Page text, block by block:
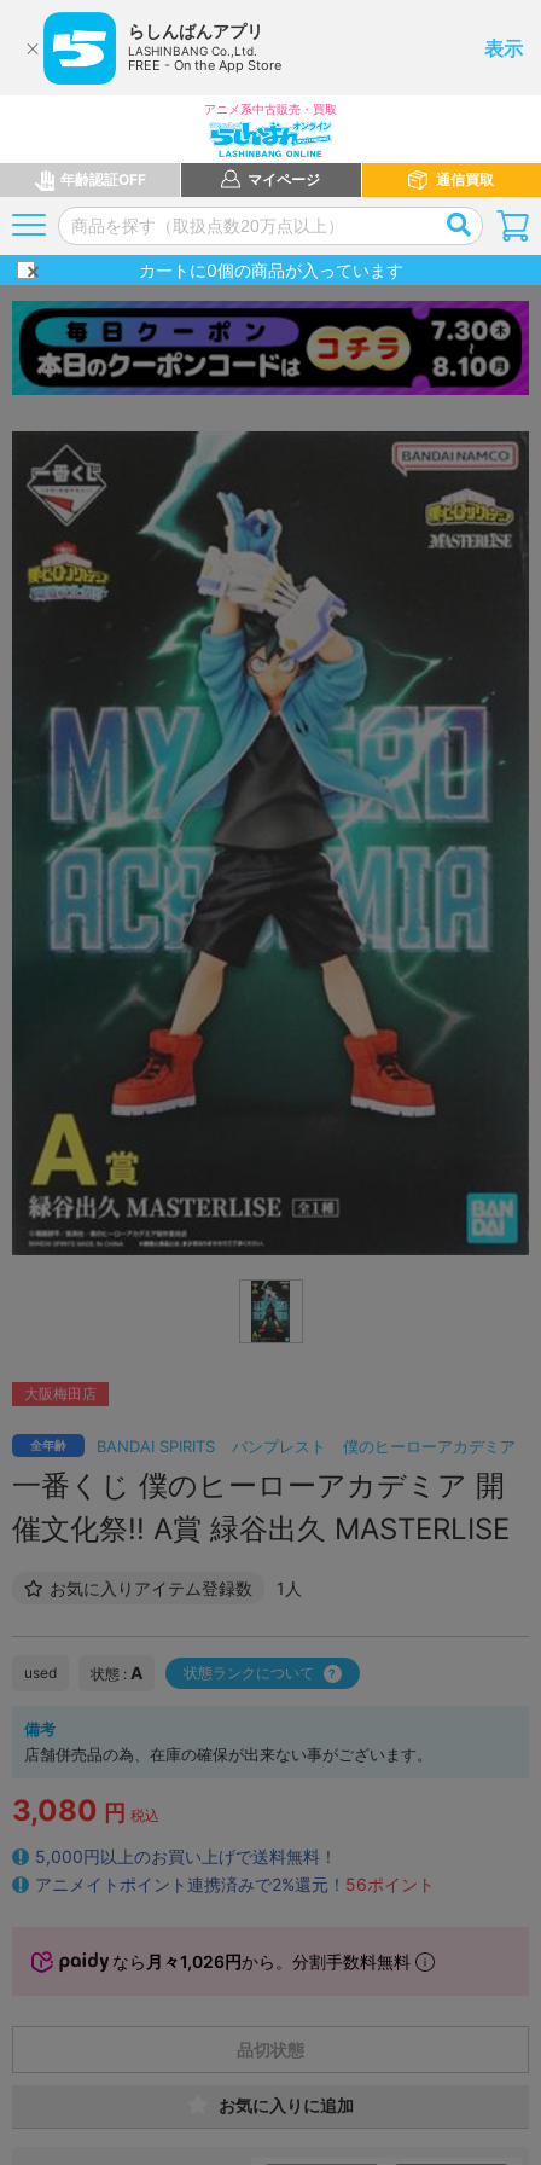
らしんばんアプリ
LASHINBANG Co.,Ltd.
FREE - On the App Store
表示
アニメ系中古販売・買取
年齢認証OFF マイページ 通信買取
カートに0個の商品が入っています
BANDAI SPIRITS バンプレスト 僕のヒーローアカデミア
全年齢
一番くじ 僕のヒーローアカデミア 開
催文化祭!! A賞 緑谷出久 MASTERLISE
お気に入りアイテム登録数 1人
大阪梅田店
used 状態 : A 状態ランクについて
備考
店舗併売品の為、在庫の確保が出来ない事がございます。
3,080 円 税込
5,000円以上のお買い上げで送料無料！
アニメイトポイント連携済みで2%還元！ 56ポイント
なら 月々1,026円から。分割手数料無料
品切状態
お気に入りに追加